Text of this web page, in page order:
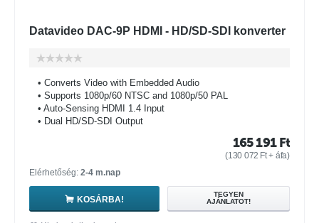
Datavideo DAC-9P HDMI - HD/SD-SDI konverter
• Converts Video with Embedded Audio
• Supports 1080p/60 NTSC and 1080p/50 PAL
• Auto-Sensing HDMI 1.4 Input
• Dual HD/SD-SDI Output
165 191 Ft
(130 072 Ft+ áfa)
Elérhetőség: 2-4 m.nap
KOSÁRBA!
TEGYEN
AJÁNLATOT!